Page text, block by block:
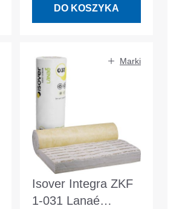
DO KOSZYKA
Marki
Isover Integra ZKF
1-031 Lanaé